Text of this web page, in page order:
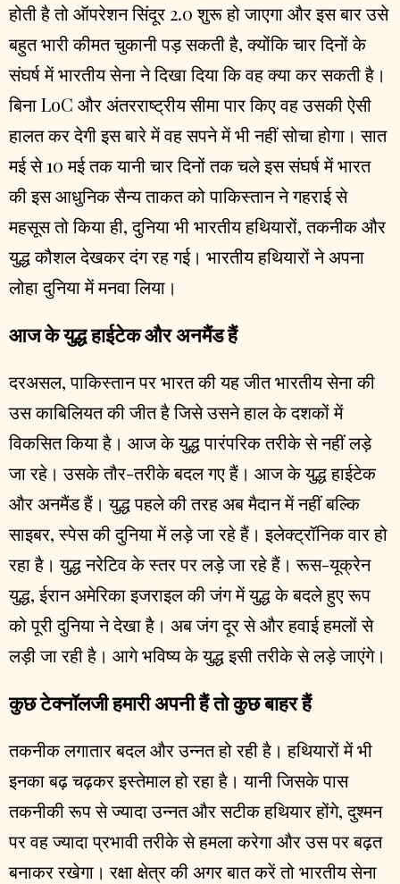
होती है तो ऑपरेशन सिंदूर 2.0 शुरू हो जाएगा और इस बार उसे
बहुत भारी कीमत चुकानी पड़ सकती है, क्योंकि चार दिनों के
संघर्ष में भारतीय सेना ने दिखा दिया कि वह क्या कर सकती है।
बिना LoC और अंतरराष्ट्रीय सीमा पार किए वह उसकी ऐसी
हालत कर देगी इस बारे में वह सपने में भी नहीं सोचा होगा। सात
मई से 10 मई तक यानी चार दिनों तक चले इस संघर्ष में भारत
की इस आधुनिक सैन्य ताकत को पाकिस्तान ने गहराई से
महसूस तो किया ही, दुनिया भी भारतीय हथियारों, तकनीक और
युद्ध कौशल देखकर दंग रह गई। भारतीय हथियारों ने अपना
लोहा दुनिया में मनवा लिया।
आज के युद्ध हाईटेक और अनमैंड हैं
दरअसल, पाकिस्तान पर भारत की यह जीत भारतीय सेना की
उस काबिलियत की जीत है जिसे उसने हाल के दशकों में
विकसित किया है। आज के युद्ध पारंपरिक तरीके से नहीं लड़े
जा रहे। उसके तौर-तरीके बदल गए हैं। आज के युद्ध हाईटेक
और अनमैंड हैं। युद्ध पहले की तरह अब मैदान में नहीं बल्कि
साइबर, स्पेस की दुनिया में लड़े जा रहे हैं। इलेक्ट्रॉनिक वार हो
रहा है। युद्ध नरेटिव के स्तर पर लड़े जा रहे हैं। रूस-यूक्रेन
युद्ध, ईरान अमेरिका इजराइल की जंग में युद्ध के बदले हुए रूप
को पूरी दुनिया ने देखा है। अब जंग दूर से और हवाई हमलों से
लड़ी जा रही है। आगे भविष्य के युद्ध इसी तरीके से लड़े जाएंगे।
कुछ टेक्नॉलजी हमारी अपनी हैं तो कुछ बाहर हैं
तकनीक लगातार बदल और उन्नत हो रही है। हथियारों में भी
इनका बढ़ चढ़कर इस्तेमाल हो रहा है। यानी जिसके पास
तकनीकी रूप से ज्यादा उन्नत और सटीक हथियार होंगे, दुश्मन
पर वह ज्यादा प्रभावी तरीके से हमला करेगा और उस पर बढ़त
बनाकर रखेगा। रक्षा क्षेत्र की अगर बात करें तो भारतीय सेना